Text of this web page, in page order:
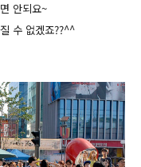
안되요~
수 없겠죠??^^